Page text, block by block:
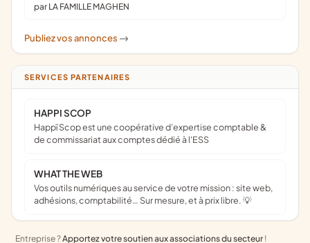
par LA FAMILLE MAGHEN
Publiez vos annonces ->
SERVICES PARTENAIRES
HAPPI SCOP
Happï Scop est une coopérative d’expertise comptable &
de commissariat aux comptes dédié à l'ESS
WHAT THE WEB
Vos outils numériques au service de votre mission : site web,
adhésions, comptabilité… Sur mesure, et à prix libre. 💡
Entreprise ?Apportez votre soutien aux associations du secteur !